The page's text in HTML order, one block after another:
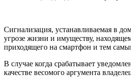
Сигнализация, устанавливаемая в
угрозе жизни и имуществу,
приходящего на смартфон и тем
В случае когда срабатывает
качестве весомого аргумента